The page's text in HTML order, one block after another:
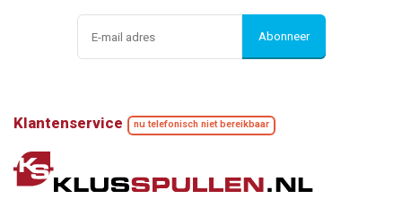
Abonneer
Klantenservice nu telefonisch niet bereikbaar